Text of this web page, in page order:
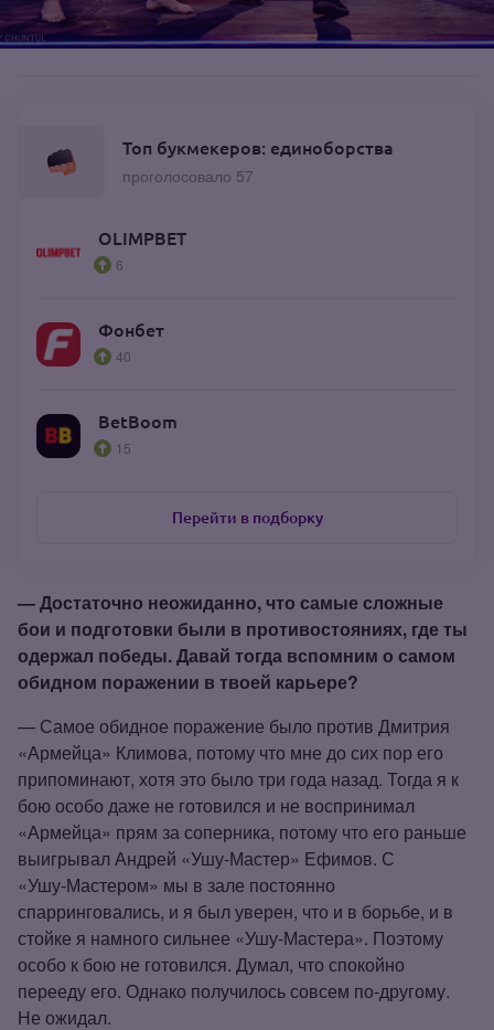
Топ букмекеров: единоборства
проголосовало 57
OLIMPBET
6
Фонбет
40
BetBoom
15
Перейти в подборку
— Достаточно неожиданно, что самые сложные
бои и подготовки были в противостояниях, где ты
одержал победы. Давай тогда вспомним о самом
обидном поражении в твоей карьере?
— Самое обидное поражение было против Дмитрия
«Армейца» Климова, потому что мне до сих пор его
припоминают, хотя это было три года назад. Тогда я к
бою особо даже не готовился и не воспринимал
«Армейца» прям за соперника, потому что его раньше
выигрывал Андрей «Ушу‑Мастер» Ефимов. С
«Ушу‑Мастером» мы в зале постоянно
спарринговались, и я был уверен, что и в борьбе, и в
стойке я намного сильнее «Ушу‑Мастера». Поэтому
особо к бою не готовился. Думал, что спокойно
перееду его. Однако получилось совсем по‑другому.
Не ожидал.